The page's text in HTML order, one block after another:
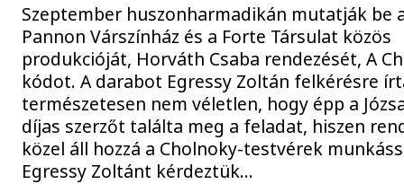
Szeptember huszonharmadikán mutatják be
Pannon Várszínház és a Forte Társulat közös
produkcióját, Horváth Csaba rendezését, A
kódot. A darabot Egressy Zoltán felkérésre
természetesen nem véletlen, hogy épp a
díjas szerzőt találta meg a feladat, hiszen
közel áll hozzá a Cholnoky-testvérek
Egressy Zoltánt kérdeztük...